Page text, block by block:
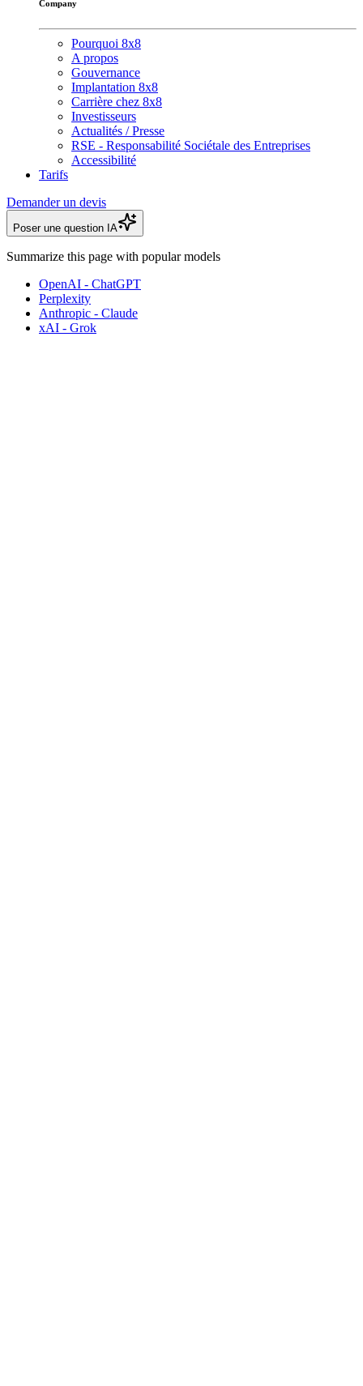
Company
Pourquoi 8x8
A propos
Gouvernance
Implantation 8x8
Carrière chez 8x8
Investisseurs
Actualités / Presse
RSE - Responsabilité Sociétale des Entreprises
Accessibilité
Tarifs
Demander un devis
Poser une question IA
Summarize this page with popular models
OpenAI - ChatGPT
Perplexity
Anthropic - Claude
xAI - Grok